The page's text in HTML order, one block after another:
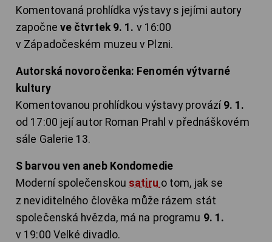
Komentovaná prohlídka výstavy s jejími autory
započne ve čtvrtek 9. 1. v 16:00
v Západočeském muzeu v Plzni.
Autorská novoročenka: Fenomén výtvarné
kultury
Komentovanou prohlídkou výstavy provází 9. 1.
od 17:00 její autor Roman Prahl v přednáškovém
sále Galerie 13.
S barvou ven aneb Kondomedie
Moderní společenskou satiru o tom, jak se
z neviditelného člověka může rázem stát
společenská hvězda, má na programu 9. 1.
v 19:00 Velké divadlo.